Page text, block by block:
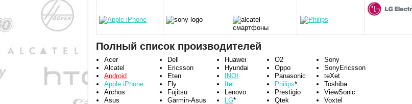
Полный список производителей
Acer
Alcatel
Android
Apple iPhone
Archos
Asus
Dell
Ericsson
Eten
Fly
Fujitsu
Garmin-Asus
Huawei
Hyundai
INOI
Itel
Lenovo
LG*
O2
Oppo
Panasonic
Philips*
Prestigio
Qtek
Sony
SonyEricsson
teXet
Toshiba
ViewSonic
Voxtel